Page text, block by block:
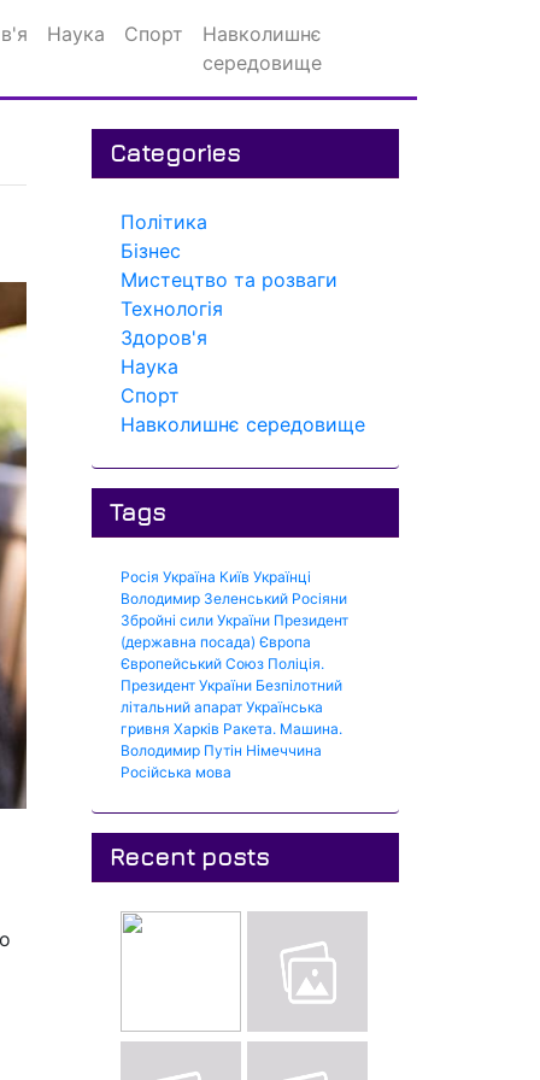
Наука Спорт
Навколишнє
середовище
Categories
Політика
Бізнес
Мистецтво та розваги
Технологія
Здоров'я
Наука
Спорт
Навколишнє середовище
Tags
Росія Україна Київ Українці
Володимир Зеленський Росіяни
Збройні сили України Президент
(державна посада) Європа
Європейський Союз Поліція.
Президент України Безпілотний
літальний апарат Українська
гривня Харків Ракета. Машина.
Володимир Путін Німеччина
Російська мова
Recent posts